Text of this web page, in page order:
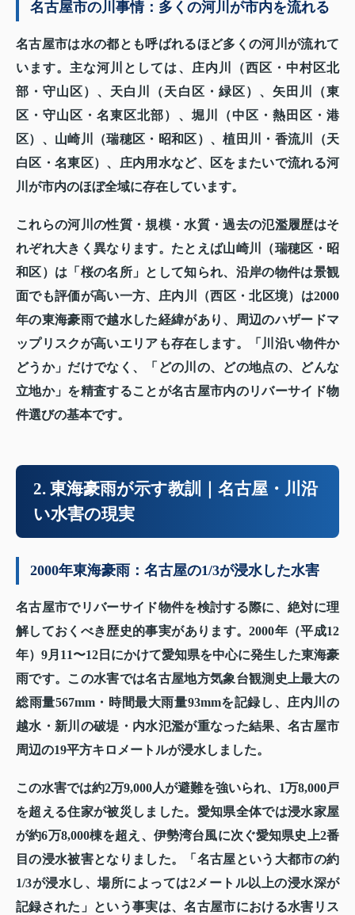
名古屋市の川事情：多くの河川が市内を流れる
名古屋市は水の都とも呼ばれるほど多くの河川が流れて
います。主な河川としては、庄内川（西区・中村区北
部・守山区）、天白川（天白区・緑区）、矢田川（東
区・守山区・名東区北部）、堀川（中区・熱田区・港
区）、山崎川（瑞穂区・昭和区）、植田川・香流川（天
白区・名東区）、庄内用水など、区をまたいで流れる河
川が市内のほぼ全域に存在しています。
これらの河川の性質・規模・水質・過去の氾濫履歴はそ
れぞれ大きく異なります。たとえば山崎川（瑞穂区・昭
和区）は「桜の名所」として知られ、沿岸の物件は景観
面でも評価が高い一方、庄内川（西区・北区境）は2000
年の東海豪雨で越水した経緯があり、周辺のハザードマ
ップリスクが高いエリアも存在します。「川沿い物件か
どうか」だけでなく、「どの川の、どの地点の、どんな
立地か」を精査することが名古屋市内のリバーサイド物
件選びの基本です。
2. 東海豪雨が示す教訓｜名古屋・川沿
い水害の現実
2000年東海豪雨：名古屋の1/3が浸水した水害
名古屋市でリバーサイド物件を検討する際に、絶対に理
解しておくべき歴史的事実があります。2000年（平成12
年）9月11〜12日にかけて愛知県を中心に発生した東海豪
雨です。この水害では名古屋地方気象台観測史上最大の
総雨量567mm・時間最大雨量93mmを記録し、庄内川の
越水・新川の破堤・内水氾濫が重なった結果、名古屋市
周辺の19平方キロメートルが浸水しました。
この水害では約2万9,000人が避難を強いられ、1万8,000戸
を超える住家が被災しました。愛知県全体では浸水家屋
が約6万8,000棟を超え、伊勢湾台風に次ぐ愛知県史上2番
目の浸水被害となりました。「名古屋という大都市の約
1/3が浸水し、場所によっては2メートル以上の浸水深が
記録された」という事実は、名古屋市における水害リス